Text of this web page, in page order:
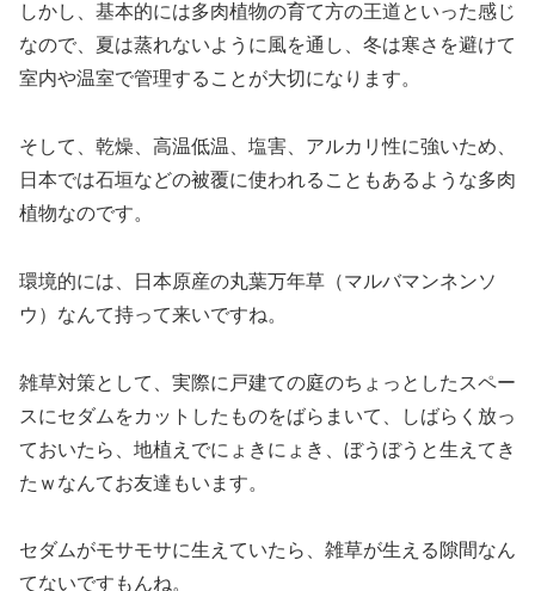
しかし、基本的には多肉植物の育て方の王道といった感じ
なので、夏は蒸れないように風を通し、冬は寒さを避けて
室内や温室で管理することが大切になります。
そして、乾燥、高温低温、塩害、アルカリ性に強いため、
日本では石垣などの被覆に使われることもあるような多肉
植物なのです。
環境的には、日本原産の丸葉万年草（マルバマンネンソ
ウ）なんて持って来いですね。
雑草対策として、実際に戸建ての庭のちょっとしたスペー
スにセダムをカットしたものをばらまいて、しばらく放っ
ておいたら、地植えでにょきにょき、ぼうぼうと生えてき
たｗなんてお友達もいます。
セダムがモサモサに生えていたら、雑草が生える隙間なん
てないですもんね。